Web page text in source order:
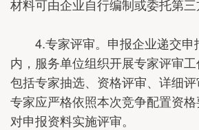
材料可由企业自行编制或委托第三
4.专家评审。申报企业递交申
内，服务单位组织开展专家评审
包括专家抽选、资格评审、详细
专家应严格依照本次竞争配置资格
对申报资料实施评审。